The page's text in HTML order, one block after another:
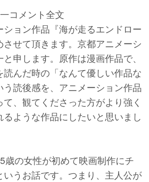
コメント全文
ョン作品『海が走るエンドロー
させて頂きます。京都アニメーシ
申します。原作は漫画作品で、
んだ時の「なんて優しい作品な
う読後感を、アニメーション作品
、観てくださった方がより強く
るような作品にしたいと思いまし
の女性が初めて映画制作にチ
いうお話です。つまり、主人公が